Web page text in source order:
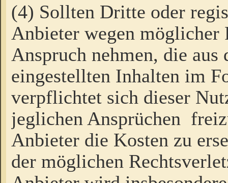
(4) Sollten Dritte oder
Anbieter wegen möglicher
Anspruch nehmen, die
eingestellten Inhalten im
verpflichtet sich dieser
jeglichen Ansprüchen
Anbieter die Kosten zu
der möglichen